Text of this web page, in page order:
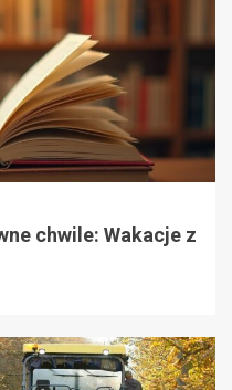
chwile: Wakacje z